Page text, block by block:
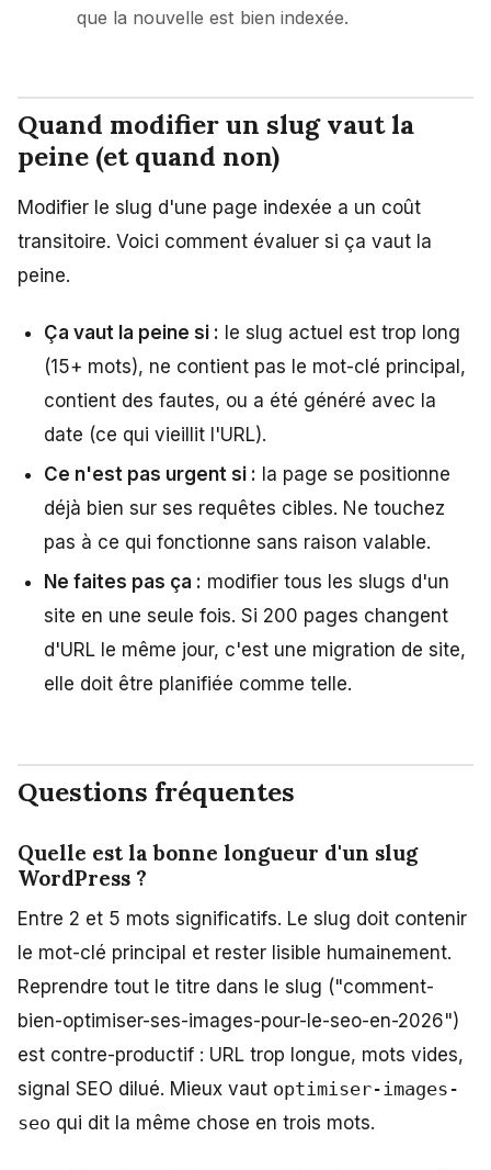
que la nouvelle est bien indexée.
Quand modifier un slug vaut la
peine (et quand non)
Modifier le slug d'une page indexée a un coût
transitoire. Voici comment évaluer si ça vaut la
peine.
Ça vaut la peine si : le slug actuel est trop long
(15+ mots), ne contient pas le mot-clé principal,
contient des fautes, ou a été généré avec la
date (ce qui vieillit l'URL).
Ce n'est pas urgent si : la page se positionne
déjà bien sur ses requêtes cibles. Ne touchez
pas à ce qui fonctionne sans raison valable.
Ne faites pas ça : modifier tous les slugs d'un
site en une seule fois. Si 200 pages changent
d'URL le même jour, c'est une migration de site,
elle doit être planifiée comme telle.
Questions fréquentes
Quelle est la bonne longueur d'un slug
WordPress ?
Entre 2 et 5 mots significatifs. Le slug doit contenir
le mot-clé principal et rester lisible humainement.
Reprendre tout le titre dans le slug ("comment-
bien-optimiser-ses-images-pour-le-seo-en-2026")
est contre-productif : URL trop longue, mots vides,
signal SEO dilué. Mieux vaut optimiser-images-
seo qui dit la même chose en trois mots.